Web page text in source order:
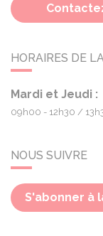
HORAIRES DE
Mardi et Jeudi :
09h00 - 12h30
NOUS SUIVRE
S'abonner à